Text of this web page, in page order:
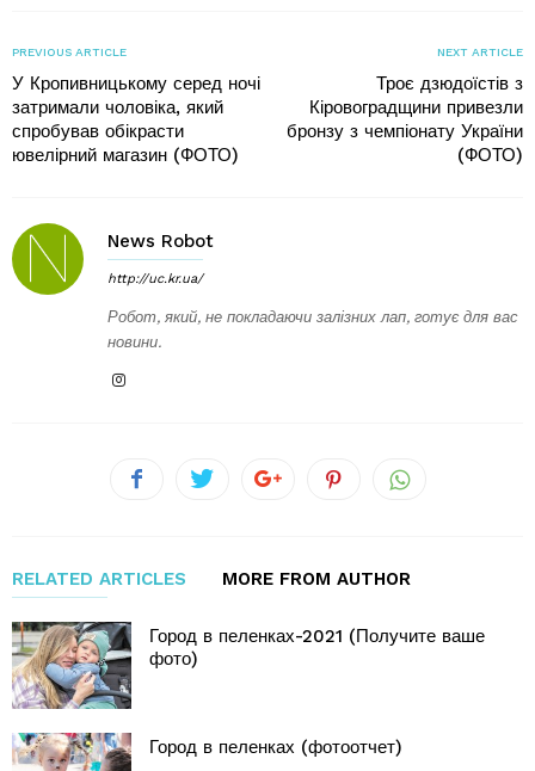
PREVIOUS ARTICLE
У Кропивницькому серед ночі
затримали чоловіка, який
спробував обікрасти
ювелірний магазин (ФОТО)
NEXT ARTICLE
Троє дзюдоїстів з
Кіровоградщини привезли
бронзу з чемпіонату України
(ФОТО)
News Robot
http://uc.kr.ua/
Робот, який, не покладаючи залізних лап, готує для вас
новини.
RELATED ARTICLES MORE FROM AUTHOR
Город в пеленках-2021 (Получите ваше
фото)
Город в пеленках (фотоотчет)